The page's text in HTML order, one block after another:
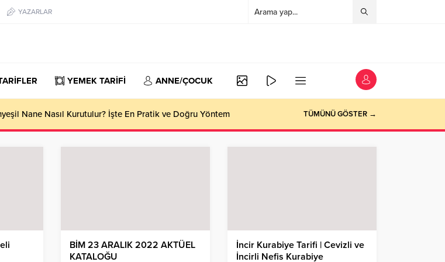
YAZARLAR
YEMEK TARİFİ ANNE/ÇOCUK
Nane Nasıl Kurutulur? İşte En Pratik ve Doğru Yöntem TÜMÜNÜ GÖSTER →
BİM 23 ARALIK 2022 AKTÜEL
KATALOĞU
İncir Kurabiye Tarifi | Cevizli ve
İncirli Nefis Kurabiye